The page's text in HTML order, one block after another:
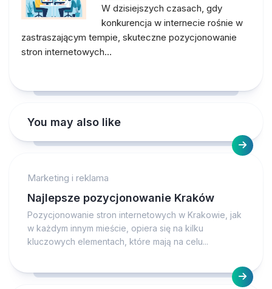
W dzisiejszych czasach, gdy
konkurencja w internecie rośnie w
zastraszającym tempie, skuteczne pozycjonowanie
stron internetowych…
You may also like
Marketing i reklama
Najlepsze pozycjonowanie Kraków
Pozycjonowanie stron internetowych w Krakowie, jak
w każdym innym mieście, opiera się na kilku
kluczowych elementach, które mają na celu...